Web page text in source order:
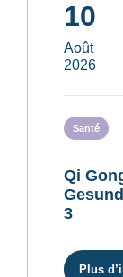
10
Août
2026
Santé
Qi
3
Plus